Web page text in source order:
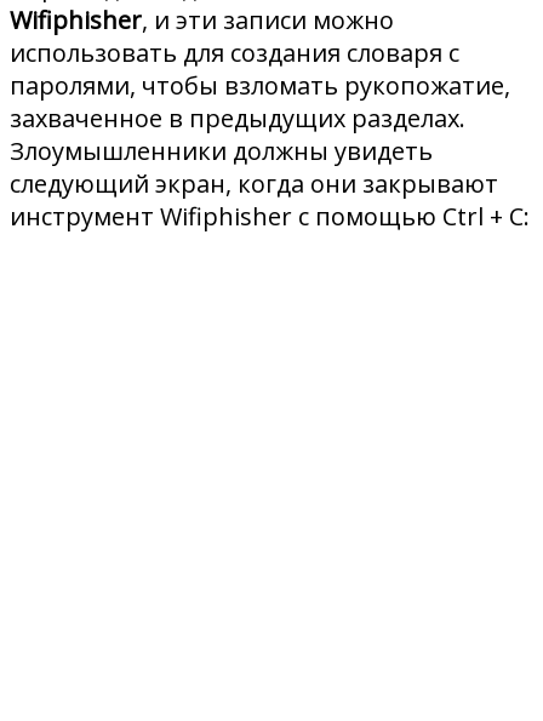
Wifiphisher, и эти записи можно
использовать для создания словаря с
паролями, чтобы взломать рукопожатие,
захваченное в предыдущих разделах.
Злоумышленники должны увидеть
следующий экран, когда они закрывают
инструмент Wifiphisher с помощью Ctrl + C: